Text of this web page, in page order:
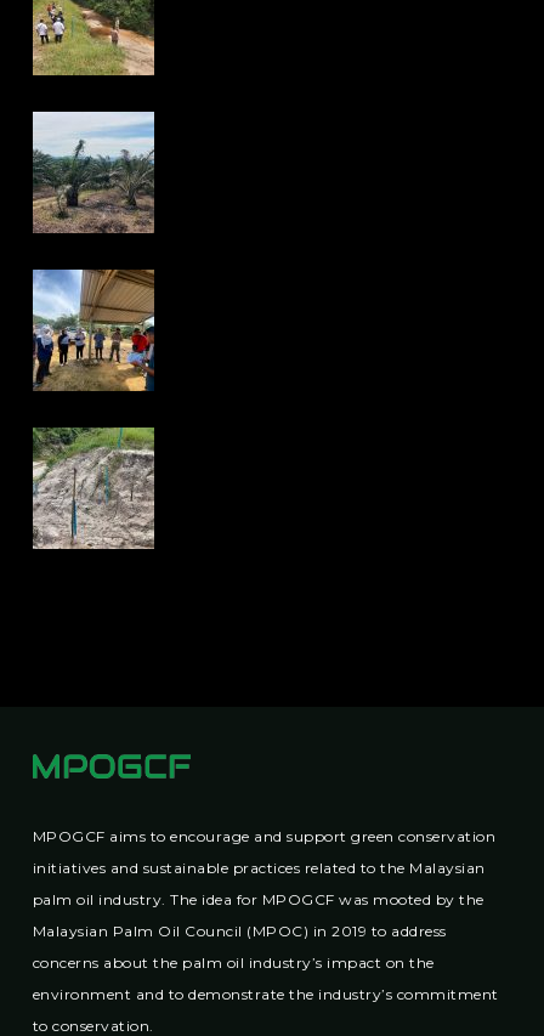
MPOGCF aims to encourage and support green conservation
initiatives and sustainable practices related to the Malaysian
palm oil industry. The idea for MPOGCF was mooted by the
Malaysian Palm Oil Council (MPOC) in 2019 to address
concerns about the palm oil industry’s impact on the
environment and to demonstrate the industry’s commitment
to conservation.